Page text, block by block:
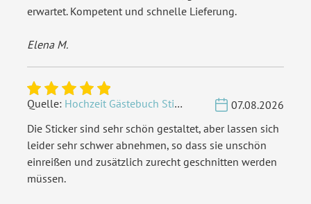
erwartet. Kompetent und schnelle Lieferung.
Elena M.
Quelle: Hochzeit Gästebuch Sticker 40 Fragen - Weiß
07.08.2026
Die Sticker sind sehr schön gestaltet, aber lassen sich
leider sehr schwer abnehmen, so dass sie unschön
einreißen und zusätzlich zurecht geschnitten werden
müssen.